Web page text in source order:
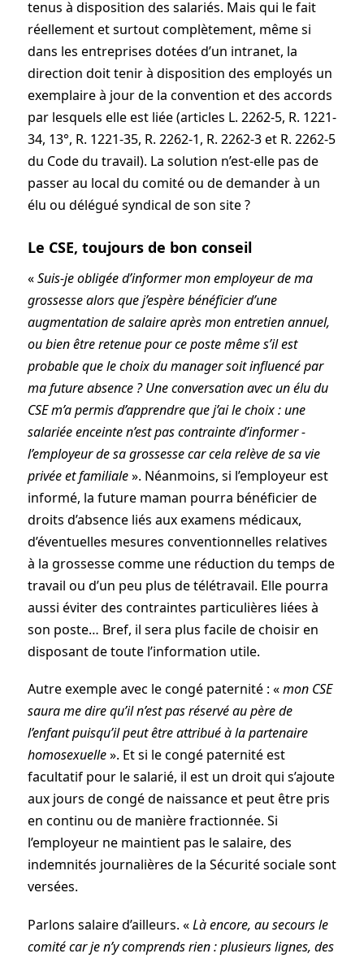
tenus à disposition des salariés. Mais qui le fait
réellement et surtout complètement, même si
dans les entreprises dotées d’un intranet, la
direction doit tenir à disposition des employés un
exemplaire à jour de la convention et des accords
par lesquels elle est liée (articles L. 2262-5, R. 1221-
34, 13°, R. 1221-35, R. 2262-1, R. 2262-3 et R. 2262-5
du Code du travail). La solution n’est-elle pas de
passer au local du co­mité ou de demander à un
élu ou délégué syndical de son site ?
Le CSE, toujours de bon conseil
«Suis-je obligée d’informer mon ­employeur de ma
grossesse alors que j’espère bénéficier d’une
augmentation de salaire après mon entretien annuel,
ou bien être retenue pour ce poste même s’il est
probable que le choix du manager soit influencé par
ma future absence ? Une conversation avec un élu du
CSE m’a permis d’apprendre que j’ai le choix : une
salariée enceinte n’est pas contrainte d’informer ­
l’employeur de sa grossesse car cela relève de sa vie
privée et familiale». Néanmoins, si l’employeur est
informé, la future maman pourra bénéficier de
droits d’absence liés aux examens médicaux,
d’éventuelles mesures conventionnelles relatives
à la grossesse comme une réduction du temps de
travail ou d’un peu plus de télétravail. Elle pourra
aussi éviter des contraintes particulières liées à
son poste… Bref, il sera plus fa­cile de choisir en
disposant de toute l’information utile.
Autre exemple avec le congé paternité : «mon CSE
saura me dire qu’il n’est pas réservé au père de
l’enfant puisqu’il peut être attribué à la partenaire
homosexuelle». Et si le congé paternité est
facultatif pour le salarié, il est un droit qui s’ajoute
aux jours de congé de naissance et peut être pris
en continu ou de manière fractionnée. Si
l’employeur ne maintient pas le salaire, des
indemnités journalières de la Sécurité sociale sont
versées.
Parlons salaire d’ailleurs. «Là encore, au secours le
comité car je n’y comprends rien : plusieurs lignes, des